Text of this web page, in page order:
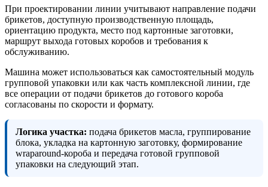
При проектировании линии учитывают направление подачи
брикетов, доступную производственную площадь,
ориентацию продукта, место под картонные заготовки,
маршрут выхода готовых коробов и требования к
обслуживанию.
Машина может использоваться как самостоятельный модуль
групповой упаковки или как часть комплексной линии, где
все операции от подачи брикетов до готового короба
согласованы по скорости и формату.
Логика участка: подача брикетов масла, группирование
блока, укладка на картонную заготовку, формирование
wraparound-короба и передача готовой групповой
упаковки на следующий этап.